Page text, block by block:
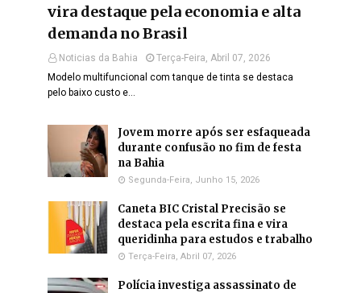
vira destaque pela economia e alta
demanda no Brasil
Noticias da Bahia
Terça-Feira, Abril 07, 2026
Modelo multifuncional com tanque de tinta se destaca
pelo baixo custo e…
Jovem morre após ser esfaqueada
durante confusão no fim de festa
na Bahia
Segunda-Feira, Junho 15, 2026
Caneta BIC Cristal Precisão se
destaca pela escrita fina e vira
queridinha para estudos e trabalho
Terça-Feira, Abril 07, 2026
Polícia investiga assassinato de